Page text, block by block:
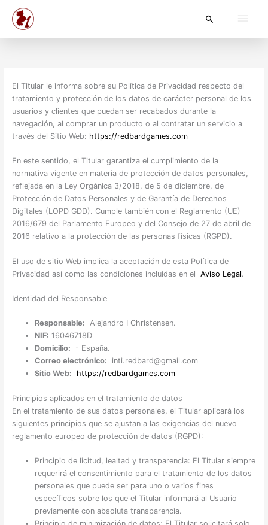
content
Search
El Titular le informa sobre su Política de Privacidad respecto del
tratamiento y protección de los datos de carácter personal de los
usuarios y clientes que puedan ser recabados durante la
navegación, al comprar un producto o al contratar un servicio a
través del Sitio Web: https://redbardgames.com
En este sentido, el Titular garantiza el cumplimiento de la
normativa vigente en materia de protección de datos personales,
reflejada en la Ley Orgánica 3/2018, de 5 de diciembre, de
Protección de Datos Personales y de Garantía de Derechos
Digitales (LOPD GDD). Cumple también con el Reglamento (UE)
2016/679 del Parlamento Europeo y del Consejo de 27 de abril de
2016 relativo a la protección de las personas físicas (RGPD).
El uso de sitio Web implica la aceptación de esta Política de
Privacidad así como las condiciones incluidas en el Aviso Legal.
Identidad del Responsable
Responsable: Alejandro I Christensen.
NIF: 16046718D
Domicilio: - España.
Correo electrónico: inti.redbard@gmail.com
Sitio Web:
https://redbardgames.com
Principios aplicados en el tratamiento de datos
En el tratamiento de sus datos personales, el Titular aplicará los
siguientes principios que se ajustan a las exigencias del nuevo
reglamento europeo de protección de datos (RGPD):
Principio de licitud, lealtad y transparencia: El Titular siempre
requerirá el consentimiento para el tratamiento de los datos
personales que puede ser para uno o varios fines
específicos sobre los que el Titular informará al Usuario
previamente con absoluta transparencia.